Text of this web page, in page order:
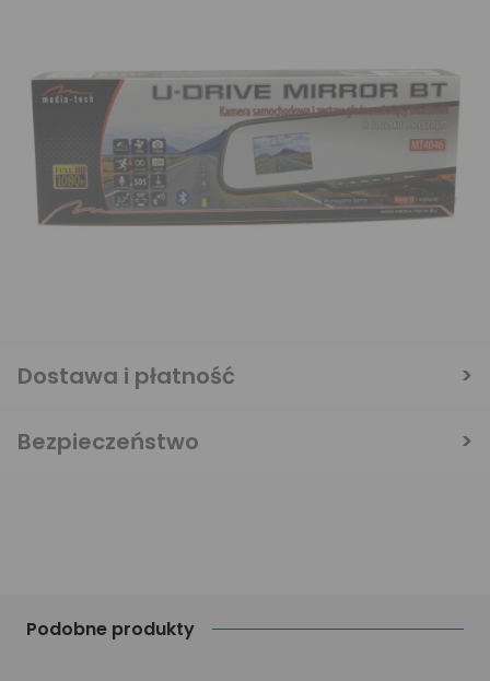
Podobne produkty
Dostawa i płatność
Bezpieczeństwo